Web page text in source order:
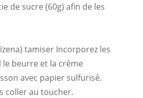
de sucre (60g) afin de les
tamiser Incorporez les
beurre et la crème
avec papier sulfurisé.
coller au toucher.